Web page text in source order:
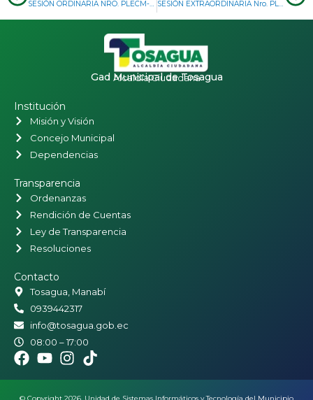
Gad Municipal de Tosagua
Alcaldía Ciudadana
Institución
Misión y Visión
Concejo Municipal
Dependencias
Transparencia
Ordenanzas
Rendición de Cuentas
Ley de Transparencia
Resoluciones
Contacto
Tosagua, Manabí
0939442317
info@tosagua.gob.ec
08:00 – 17:00